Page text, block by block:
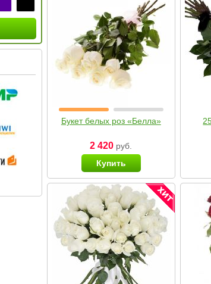
Букет белых роз «Белла»
2 420 руб.
Купить